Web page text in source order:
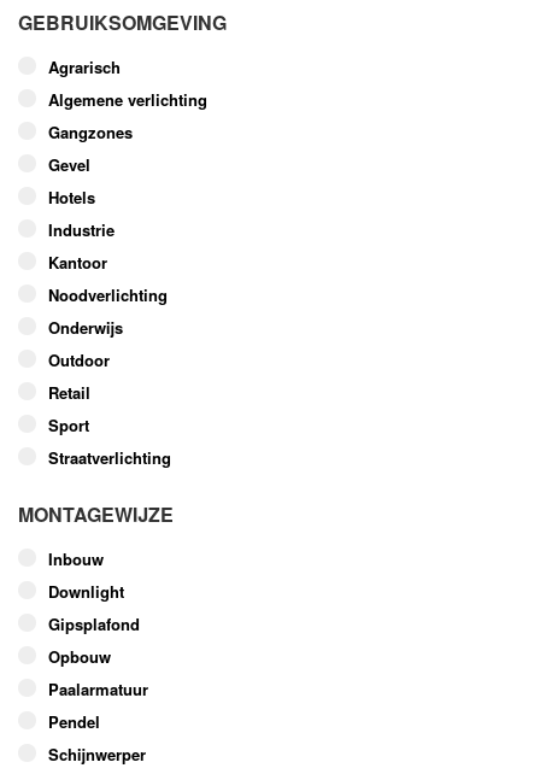
variaties.
optie
kan
gekozen
worden
op
productpagina
GEBRUIKSOMGEVING
Agrarisch
Algemene verlichting
Gangzones
Gevel
Hotels
Industrie
Kantoor
Noodverlichting
Onderwijs
Outdoor
Retail
Sport
Straatverlichting
MONTAGEWIJZE
Inbouw
Downlight
Gipsplafond
Opbouw
Paalarmatuur
Pendel
Schijnwerper